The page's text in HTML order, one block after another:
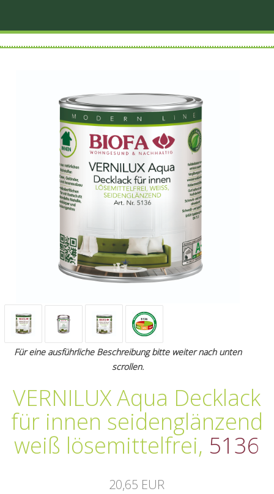
Für eine ausführliche Beschreibung bitte weiter nach unten
scrollen.
VERNILUX Aqua Decklack
für innen seidenglänzend
weiß lösemittelfrei, 5136
20,65 EUR